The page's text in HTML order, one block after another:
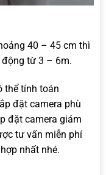
40 – 45 cm thì
từ 3 – 6m.
thể tính toán
đặt camera phù
đặt camera giám
tư vấn miễn phí
nhất nhé.